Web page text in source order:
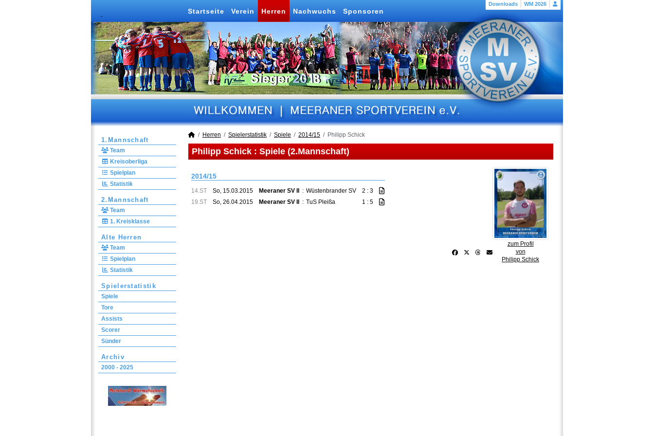
Downloads WM 2026
Startseite Verein Herren Nachwuchs Sponsoren
1.Mannschaft
Team
Kreisoberliga
Spielplan
Statistik
2.Mannschaft
Team
1. Kreisklasse
Alte Herren
Team
Spielplan
Statistik
Spielerstatistik
Spiele
Tore
Assists
Scorer
Sünder
Archiv
2000 - 2025
Herren Spielerstatistik Spiele 2014/15 Philipp Schick
Philipp Schick : Spiele (2.Mannschaft)
zum Profil
von
Philipp Schick
2014/15
14.ST So, 15.03.2015 Meeraner SV II : Wüstenbrander SV
2 : 3
19.ST
So, 26.04.2015 Meeraner SV II : TuS Pleißa 1 : 5